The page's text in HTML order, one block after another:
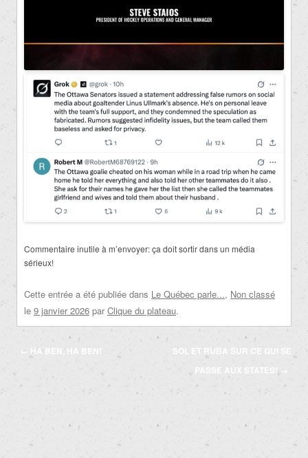
Commentaire inutile à m’envoyer: ça doit sortir dans un média
sérieux!
Cette entrée a été publiée dans Le Québec parle..., Non classé
le 9 janvier 2026 par Clique du plateau.
Navigation
articles
← HA BEN, HA BEN!
SOL ET RUBA SUR CE QUI SE
PASSE AUX STATES!